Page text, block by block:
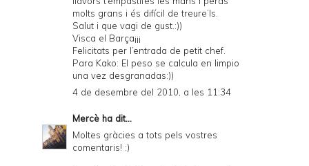
molts grans i és difícil de treure’ls.
Salut i que vagi de gust.:))
Visca el Barça¡¡¡
Felicitats per l’entrada de petit chef.
Para Kako: El peso se calcula en limpio
una vez desgranadas:))
4 de desembre del 2010, a les 11:34
Mercè ha dit...
Moltes gràcies a tots pels vostres
comentaris! :)